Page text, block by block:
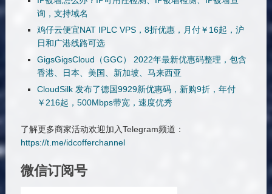
询，支持域名
鸡仔云便宜NAT IPLC VPS，8折优惠，月付￥16起，沪
日和广港线路可选
GigsGigsCloud（GGC） 2022年最新优惠码整理，包含
香港、日本、美国、新加坡、马来西亚
CloudSilk 发布了德国9929新优惠码，新购9折，年付
￥216起，500Mbps带宽，速度优秀
了解更多商家活动欢迎加入Telegram频道：
https://t.me/idcofferchannel
微信订阅号